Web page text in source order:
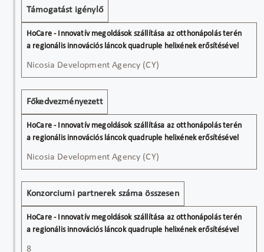
Támogatást igénylő
Nicosia Development Agency (CY)
Főkedvezményezett
Nicosia Development Agency (CY)
Konzorciumi partnerek száma összesen
8